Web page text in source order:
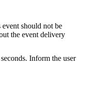
should not be
the event delivery
Inform the user